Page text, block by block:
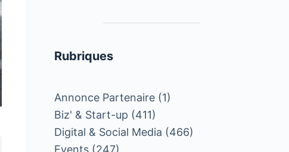
Rubriques
Annonce Partenaire (1)
Biz' & Start-up (411)
Digital & Social Media (466)
Events (247)